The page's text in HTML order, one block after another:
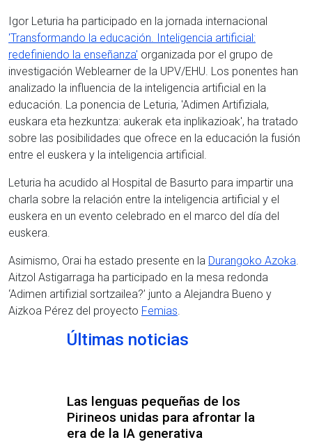
Igor Leturia ha participado en la jornada internacional
'Transformando la educación. Inteligencia artificial:
redefiniendo la enseñanza' organizada por el grupo de
investigación Weblearner de la UPV/EHU. Los ponentes han
analizado la influencia de la inteligencia artificial en la
educación. La ponencia de Leturia, 'Adimen Artifiziala,
euskara eta hezkuntza: aukerak eta inplikazioak', ha tratado
sobre las posibilidades que ofrece en la educación la fusión
entre el euskera y la inteligencia artificial.
Leturia ha acudido al Hospital de Basurto para impartir una
charla sobre la relación entre la inteligencia artificial y el
euskera en un evento celebrado en el marco del día del
euskera.
Asimismo, Orai ha estado presente en la Durangoko Azoka
Aitzol Astigarraga ha participado en la mesa redonda
‘Adimen artifizial sortzailea?’ junto a Alejandra Bueno y
Aizkoa Pérez del proyecto Femias
Últimas noticias
Las lenguas pequeñas de los
Pirineos unidas para afrontar la
era de la IA generativa